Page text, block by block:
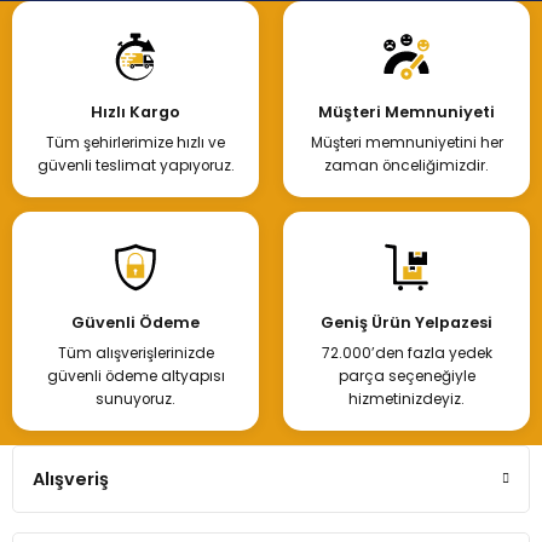
Hızlı Kargo
Tüm şehirlerimize hızlı ve
güvenli teslimat yapıyoruz.
Müşteri Memnuniyeti
Müşteri memnuniyetini her
zaman önceliğimizdir.
Güvenli Ödeme
Tüm alışverişlerinizde
güvenli ödeme altyapısı
sunuyoruz.
Geniş Ürün Yelpazesi
72.000’den fazla yedek
parça seçeneğiyle
hizmetinizdeyiz.
Alışveriş